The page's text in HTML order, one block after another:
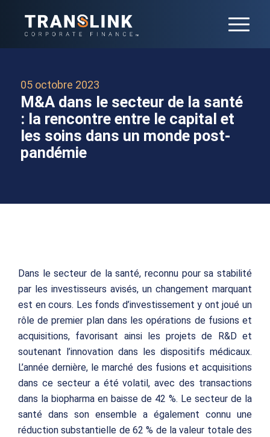
05 octobre 2023
M&A dans le secteur de la santé
: la rencontre entre le capital et
les soins dans un monde post-
pandémie
Dans le secteur de la santé, reconnu pour sa stabilité
par les investisseurs avisés, un changement marquant
est en cours. Les fonds d’investissement y ont joué un
rôle de premier plan dans les opérations de fusions et
acquisitions, favorisant ainsi les projets de R&D et
soutenant l’innovation dans les dispositifs médicaux.
L’année dernière, le marché des fusions et acquisitions
dans ce secteur a été volatil, avec des transactions
dans la biopharma en baisse de 42 %. Le secteur de la
santé dans son ensemble a également connu une
réduction substantielle de 62 % de la valeur totale des